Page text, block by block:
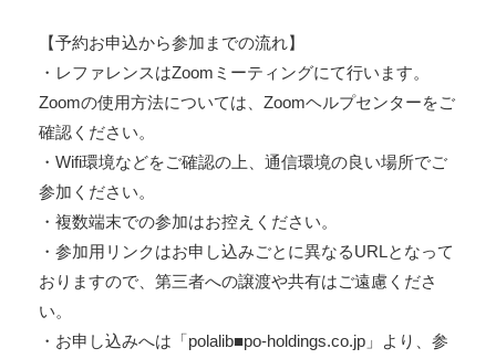
【予約お申込から参加までの流れ】
・レファレンスはZoomミーティングにて行います。
Zoomの使用方法については、Zoomヘルプセンターをご
確認ください。
・Wifi環境などをご確認の上、通信環境の良い場所でご
参加ください。
・複数端末での参加はお控えください。
・参加用リンクはお申し込みごとに異なるURLとなって
おりますので、第三者への譲渡や共有はご遠慮くださ
い。
・お申し込みへは「polalib■po-holdings.co.jp」より、参